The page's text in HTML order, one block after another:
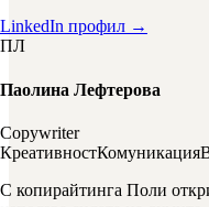
LinkedIn профил →
ПЛ
Паолина Лефтерова
Copywriter
КреативностКомуникация
С копирайтинга Поли